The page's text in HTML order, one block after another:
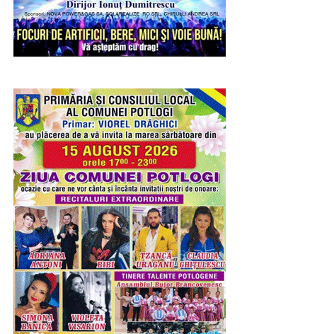
materialelor.
RECLAMA
Joi, copiii au pătruns în universul artei prin atelierul „Ghid
de lectură a unei opere de artă – Sculptura”. După o
scurtă prezentare a tehnicilor utilizate în sculptură și a
elementelor care definesc această formă de expresie
artistică, participanții au realizat, sub îndrumarea
specialiștilor muzeului, motive decorative prin cioplirea
materialului cu dăltițe, experimentând într-un mod sigur și
adaptat vârstei lor procesul artistic.
Entuziasmul, curiozitatea și implicarea copiilor au
transformat fiecare atelier într-o experiență educativă și
recreativă, demonstrând că muzeul poate fi un spațiu al